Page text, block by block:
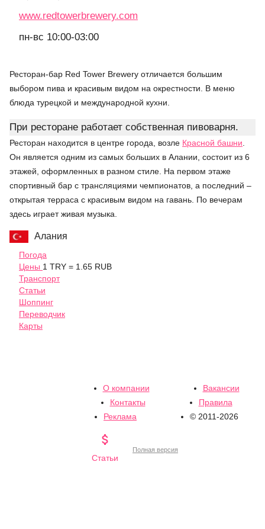
www.redtowerbrewery.com
пн-вс 10:00-03:00
Ресторан-бар Red Tower Brewery отличается большим
выбором пива и красивым видом на окрестности. В меню
блюда турецкой и международной кухни.
При ресторане работает собственная пивоварня.
Ресторан находится в центре города, возле Красной башни
Он является одним из самых больших в Алании, состоит из 6
этажей, оформленных в разном стиле. На первом этаже
спортивный бар с трансляциями чемпионатов, а последний –
открытая терраса с красивым видом на гавань. По вечерам
здесь играет живая музыка.
Алания
Погода
Цены 1 TRY = 1.65 RUB
Транспорт
Статьи
Шоппинг
Переводчик
Карты
О компании
Вакансии
Контакты
Правила
Реклама
© 2011-2026

Статьи
Полная версия